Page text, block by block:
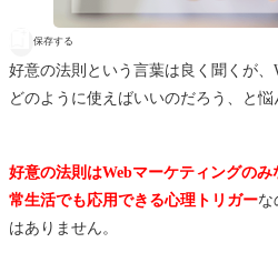
保存する
好意の法則という言葉は良く聞くが、
どのように使えばいいのだろう、と悩
好意の法則はWebマーケティングの
常生活でも応用できる心理トリガーな
はありません。